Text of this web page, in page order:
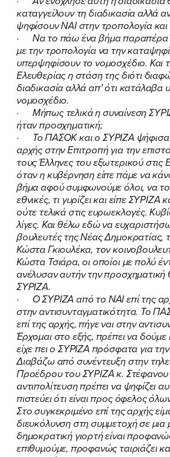
καταγγείλουν τη διαδικασία αλλά
ψηφίσουν ΝΑΙ στην τροπολογία
· Να το πάω ένα βήμα παραπέρα
με την τροπολογία να την
υπερψηφίσουν το νομοσχέδιο. Και
Ελευθερίας η στάση της διότι
διαδικασία αλλά απ’ ότι κατάλαβα
νομοσχέδιο.
· Μήπως τελικά η συναίνεση
ήταν προσχηματική;
· Το ΠΑΣΟΚ και ο ΣΥΡΙΖΑ
αρχής στην Επιτροπή για την
τους Έλληνες του εξωτερικού στις
όταν η κυβέρνηση είπε πάμε να
βήμα αφού συμφωνούμε όλοι, να το
εθνικές, τι γυρίζει και είπε
ούτε τελικά στις ευρωεκλογές.
λίγες. Και θέλω εδώ να
βουλευτές της Νέας Δημοκρατίας,
Κώστα Γκιουλέκα, τον
Κώστα Τσιάρα, οι οποίοι με πολύ
ανέλυσαν αυτήν την
ΣΥΡΙΖΑ.
· Ο ΣΥΡΙΖΑ από το ΝΑΙ επί της
στην αντισυνταγματικότητα. Το
επί της αρχής, πήγε ναι στην
Έρχομαι στο εξής, πρέπει να δούμε
είχε πει ο ΣΥΡΙΖΑ πρόσφατα για
Διαβάζω από συνέντευξη στην
Προέδρου του ΣΥΡΙΖΑ κ.
αντιπολίτευση πρέπει να ψηφίζει
πιστεύει ότι είναι προς όφελος
Στο συγκεκριμένο επί της αρχής
διευκόλυνση στη συμμετοχή σε μια
δημοκρατική γιορτή είναι
επιθυμούμε, προφανώς ταιριάζει